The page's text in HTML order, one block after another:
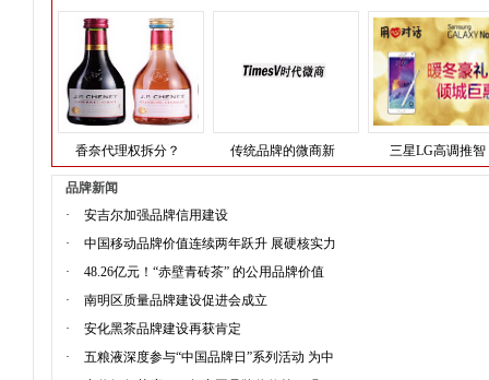
香奈代理权拆分？ 传统品牌的微商新 三星LG高调推智
品牌新闻
·
安吉尔加强品牌信用建设
·
中国移动品牌价值连续两年跃升 展硬核实力
·
48.26亿元！“赤壁青砖茶” 的公用品牌价值
·
南明区质量品牌建设促进会成立
·
安化黑茶品牌建设再获肯定
·
五粮液深度参与“中国品牌日”系列活动 为中